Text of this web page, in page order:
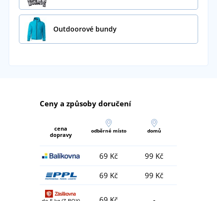
Outdoorové bundy
Ceny a způsoby doručení
cena
dopravy
odběrné místo domů
69 Kč
99 Kč
69 Kč
99 Kč